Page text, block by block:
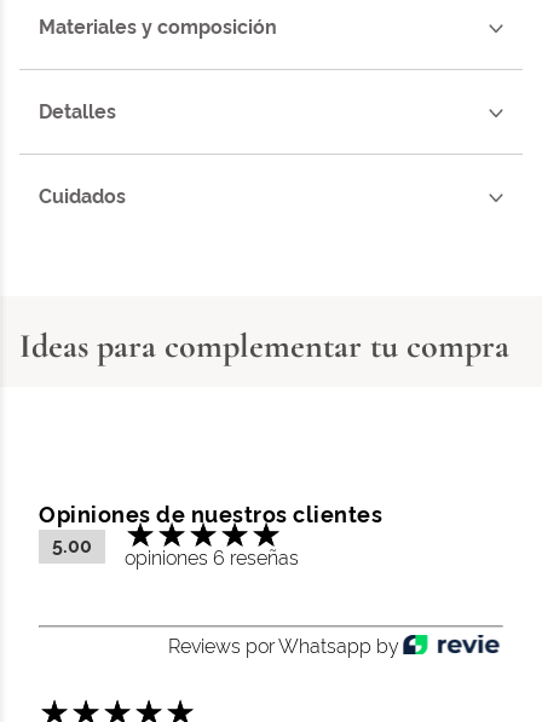
Materiales y composición
Detalles
Cuidados
Ideas para complementar tu compra
Opiniones de nuestros clientes
5.00
opiniones 6 reseñas
Reviews por Whatsapp by